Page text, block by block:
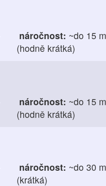
náročnost: ~do 15
(hodně krátká)
náročnost: ~do 15
(hodně krátká)
náročnost: ~do 30
(krátká)